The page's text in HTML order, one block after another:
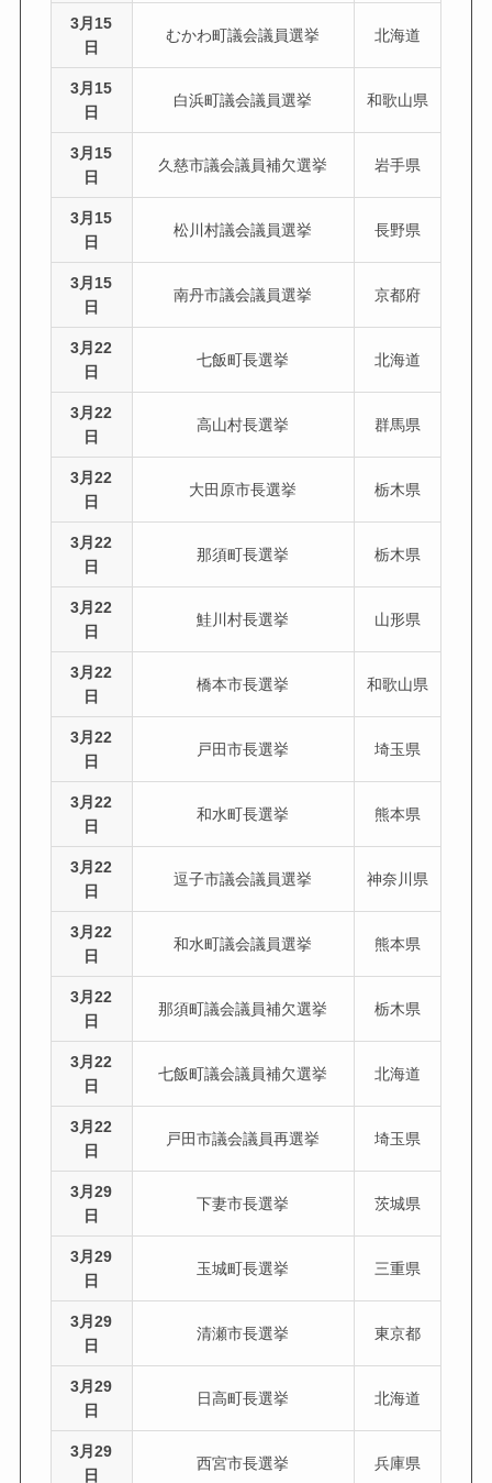
3月15
日
むかわ町議会議員選挙 北海道
3月15
日
白浜町議会議員選挙 和歌山県
3月15
日
久慈市議会議員補欠選挙 岩手県
3月15
日
松川村議会議員選挙 長野県
3月15
日
南丹市議会議員選挙 京都府
3月22
日
七飯町長選挙 北海道
3月22
日
高山村長選挙 群馬県
3月22
日
大田原市長選挙 栃木県
3月22
日
那須町長選挙 栃木県
3月22
日
鮭川村長選挙 山形県
3月22
日
橋本市長選挙 和歌山県
3月22
日
戸田市長選挙 埼玉県
3月22
日
和水町長選挙 熊本県
3月22
日
逗子市議会議員選挙 神奈川県
3月22
日
和水町議会議員選挙 熊本県
3月22
日
那須町議会議員補欠選挙 栃木県
3月22
日
七飯町議会議員補欠選挙 北海道
3月22
日
戸田市議会議員再選挙 埼玉県
3月29
日
下妻市長選挙 茨城県
3月29
日
玉城町長選挙 三重県
3月29
日
清瀬市長選挙 東京都
3月29
日
日高町長選挙 北海道
3月29
日
西宮市長選挙 兵庫県